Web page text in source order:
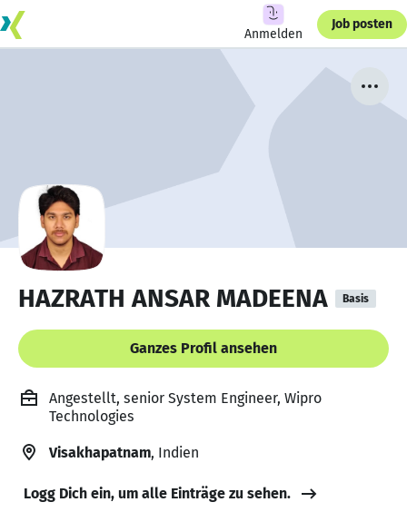
Anmelden
Job posten
HAZRATH ANSAR MADEENA Basis
Ganzes Profil ansehen
Angestellt, senior System Engineer, Wipro
Technologies
Visakhapatnam, Indien
Logg Dich ein, um alle Einträge zu sehen.